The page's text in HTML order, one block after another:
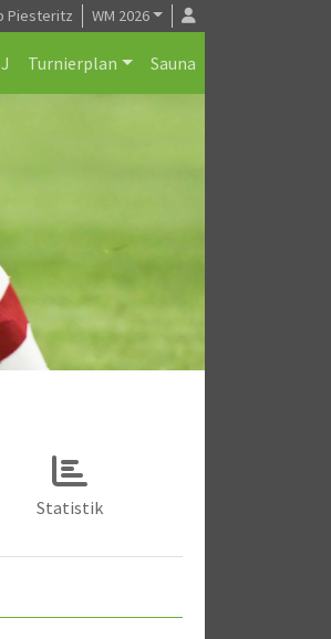
Piesteritz WM 2026
Turnierplan Sauna
Statistik